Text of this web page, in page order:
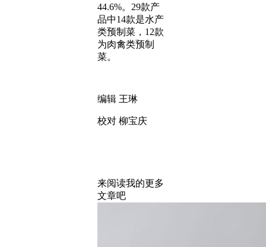
44.6%。29款产
品中14款是水产
类预制菜，12款
为肉禽类预制
菜。
编辑 王琳
校对 柳宝庆
来阅读我的更多
文章吧